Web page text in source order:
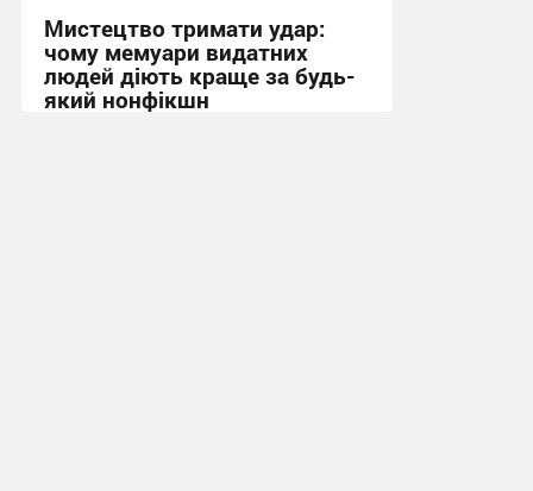
Мистецтво тримати удар:
чому мемуари видатних
людей діють краще за будь-
який нонфікшн